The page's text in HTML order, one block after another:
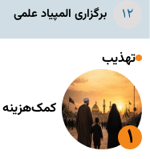
برگزاری المپیاد علمی
تهذیب
کمک‌هزینه